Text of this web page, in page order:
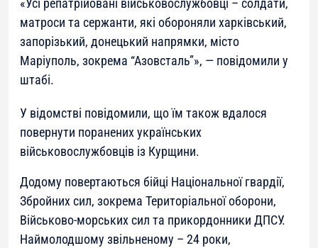
«Усі репатрійовані військовослужбовці – солдати,
матроси та сержанти, які обороняли харківський,
запорізький, донецький напрямки, місто
Маріуполь, зокрема “Азовсталь”», — повідомили у
штабі.
У відомстві повідомили, що їм також вдалося
повернути поранених українських
військовослужбовців із Курщини.
Додому повертаються бійці Національної гвардії,
Збройних сил, зокрема Територіальної оборони,
Військово-морських сил та прикордонники ДПСУ.
Наймолодшому звільненому – 24 роки,